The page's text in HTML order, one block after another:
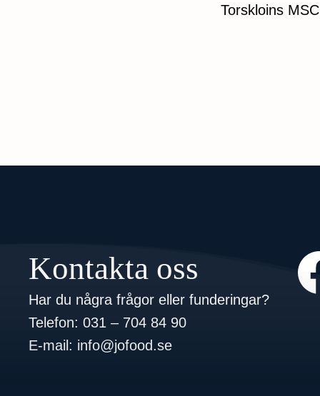
Torskloins MSC
Kontakta oss
Har du några frågor eller funderingar?
Telefon: 031 – 704 84 90
E-mail: info@jofood.se